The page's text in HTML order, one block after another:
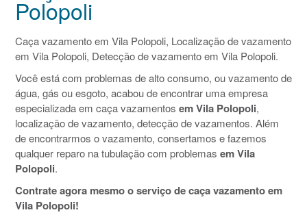
Polopoli
Caça vazamento em Vila Polopoli, Localização de vazamento
em Vila Polopoli, Detecção de vazamento em Vila Polopoli.
Você está com problemas de alto consumo, ou vazamento de
água, gás ou esgoto, acabou de encontrar uma empresa
especializada em caça vazamentos em Vila Polopoli,
localização de vazamento, detecção de vazamentos. Além
de encontrarmos o vazamento, consertamos e fazemos
qualquer reparo na tubulação com problemas em Vila
Polopoli.
Contrate agora mesmo o serviço de caça vazamento em
Vila Polopoli!